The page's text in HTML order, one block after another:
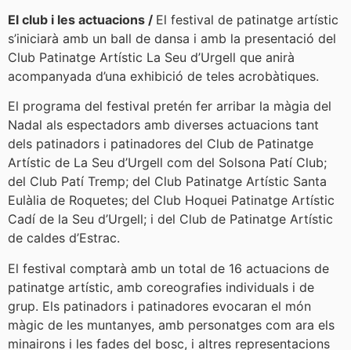
El club i les actuacions / El festival de patinatge artístic
s’iniciarà amb un ball de dansa i amb la presentació del
Club Patinatge Artístic La Seu d’Urgell que anirà
acompanyada d’una exhibició de teles acrobàtiques.
El programa del festival pretén fer arribar la màgia del
Nadal als espectadors amb diverses actuacions tant
dels patinadors i patinadores del Club de Patinatge
Artístic de La Seu d’Urgell com del Solsona Patí Club;
del Club Patí Tremp; del Club Patinatge Artístic Santa
Eulàlia de Roquetes; del Club Hoquei Patinatge Artístic
Cadí de la Seu d’Urgell; i del Club de Patinatge Artístic
de caldes d’Estrac.
El festival comptarà amb un total de 16 actuacions de
patinatge artístic, amb coreografies individuals i de
grup. Els patinadors i patinadores evocaran el món
màgic de les muntanyes, amb personatges com ara els
minairons i les fades del bosc, i altres representacions